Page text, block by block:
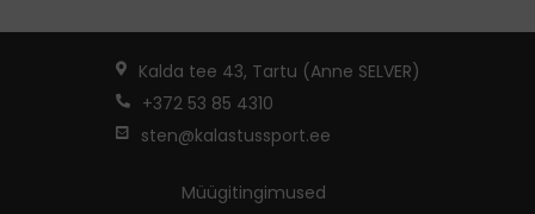
Kalda tee 43, Tartu (Anne SELVER)
+372 53 85 4310
sten@kalastussport.ee
Müügitingimused